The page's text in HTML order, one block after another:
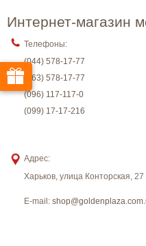
Интернет-магазин
Телефоны:
(044) 578-17-77
(063) 578-17-77
(096) 117-117-0
(099) 17-17-216
Адрес:
Харьков улица Конторская, 27
E-mail: